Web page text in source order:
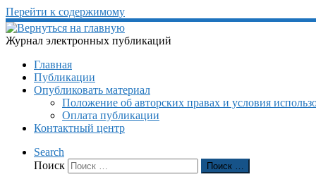
Перейти к содержимому
Журнал электронных публикаций
Главная
Публикации
Опубликовать материал
Положение об авторских правах и условия
Оплата публикации
Контактный центр
Search
Поиск
Поиск …